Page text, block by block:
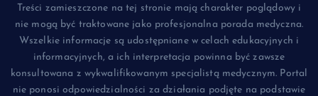
Treści zamieszczone na tej stronie mają charakter poglądowy i
nie mogą być traktowane jako profesjonalna porada medyczna.
Wszelkie informacje są udostępniane w celach edukacyjnych i
informacyjnych, a ich interpretacja powinna być zawsze
konsultowana z wykwalifikowanym specjalistą medycznym. Portal
nie ponosi odpowiedzialności za działania podjęte na podstawie